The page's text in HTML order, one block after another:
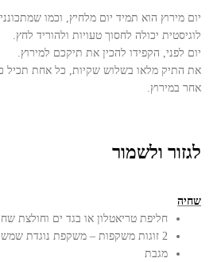
יום מירוץ הוא תמיד יום מלחיץ, וכמו
לוגיסטית יכולה לחסוך טעויות ולהוריד לחץ.
יום לפני, הקפידו להכין את תיקכם למירוץ.
את התיק מלאו בשלוש שקיות, כל אחת תכיל
אחר במירוץ.
לגזור ולשמור
שחיה
חליפת טריאטלון או בגד ים וחולצת
2 זוגות משקפות – משקפת נוגדת שמש ורגילה.
מגבת